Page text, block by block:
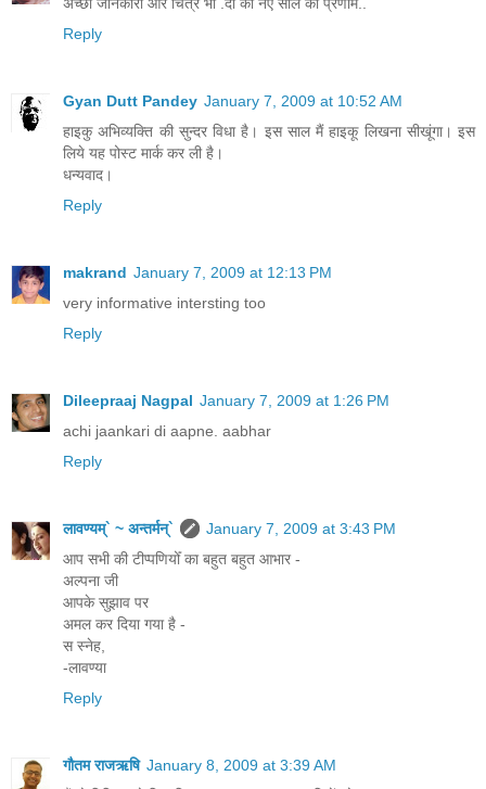
अच्छी जानकारी और चित्र भी .दी को नए साल का प्रणाम..
Reply
Gyan Dutt Pandey January 7, 2009 at 10:52 AM
हाइकु अभिव्यक्ति की सुन्दर विधा है। इस साल मैं हाइकू लिखना सीखूंगा। इस
लिये यह पोस्ट मार्क कर ली है।
धन्यवाद।
Reply
makrand January 7, 2009 at 12:13 PM
very informative intersting too
Reply
Dileepraaj Nagpal January 7, 2009 at 1:26 PM
achi jaankari di aapne. aabhar
Reply
लावण्यम्` ~ अन्तर्मन्`
January 7, 2009 at 3:43 PM
आप सभी की टीप्पणियोँ का बहुत बहुत आभार -
अल्पना जी
आपके सुझाव पर
अमल कर दिया गया है -
स स्नेह,
-लावण्या
Reply
गौतम राजऋषि January 8, 2009 at 3:39 AM